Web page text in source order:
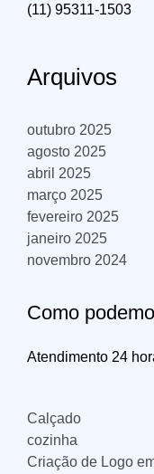
(11) 95311-1503
Arquivos
outubro 2025
agosto 2025
abril 2025
março 2025
fevereiro 2025
janeiro 2025
novembro 2024
Como
Atendimento 24
Calçado
cozinha
Criação de Logo